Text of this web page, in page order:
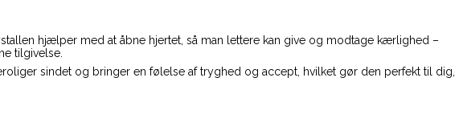
hjælper med at åbne hjertet, så man lettere kan give og modtage kærlighed –
tilgivelse.
sindet og bringer en følelse af tryghed og accept, hvilket gør den perfekt til dig,